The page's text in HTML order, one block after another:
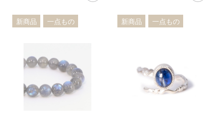
新商品
一点もの
新商品
一点もの
アクアマリン